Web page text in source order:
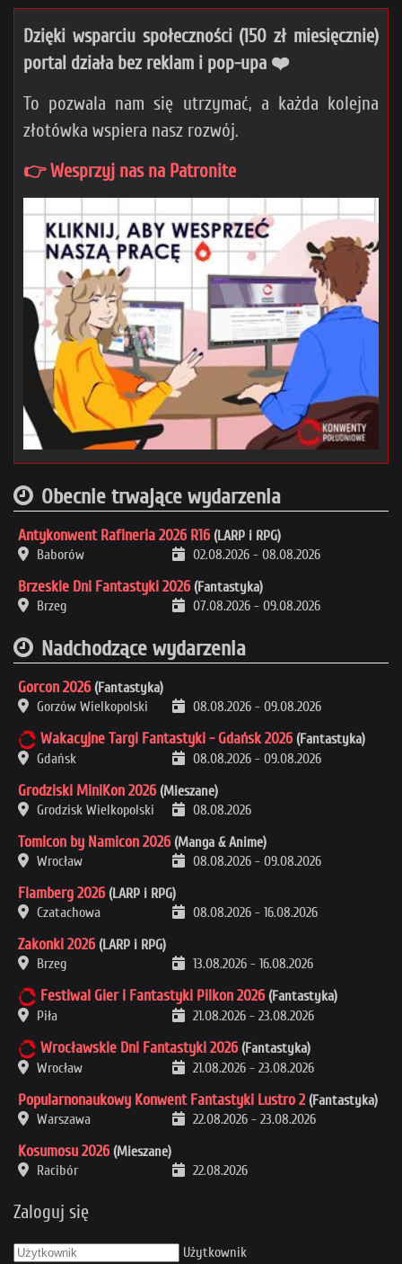
Dzięki wsparciu społeczności (150 zł miesięcznie)
portal działa bez reklam i pop-upa ❤️
To pozwala nam się utrzymać, a każda kolejna
złotówka wspiera nasz rozwój.
👉 Wesprzyj nas na Patronite
Obecnie trwające wydarzenia
Antykonwent Rafineria 2026 R16 (LARP i RPG)
Baborów
02.08.2026 - 08.08.2026
Brzeskie Dni Fantastyki 2026 (Fantastyka)
Brzeg
07.08.2026 - 09.08.2026
Nadchodzące wydarzenia
Gorcon 2026 (Fantastyka)
Gorzów Wielkopolski
08.08.2026 - 09.08.2026
Wakacyjne Targi Fantastyki - Gdańsk 2026 (Fantastyka)
Gdańsk
08.08.2026 - 09.08.2026
Grodziski MiniKon 2026 (Mieszane)
Grodzisk Wielkopolski
08.08.2026
Tomicon by Namicon 2026 (Manga & Anime)
Wrocław
08.08.2026 - 09.08.2026
Flamberg 2026 (LARP i RPG)
Czatachowa
08.08.2026 - 16.08.2026
Zakonki 2026 (LARP i RPG)
Brzeg
13.08.2026 - 16.08.2026
Festiwal Gier i Fantastyki Pilkon 2026 (Fantastyka)
Piła
21.08.2026 - 23.08.2026
Wrocławskie Dni Fantastyki 2026 (Fantastyka)
Wrocław
21.08.2026 - 23.08.2026
Popularnonaukowy Konwent Fantastyki Lustro 2 (Fantastyka)
Warszawa
22.08.2026 - 23.08.2026
Kosumosu 2026 (Mieszane)
Racibór
22.08.2026
Zaloguj się
Użytkownik